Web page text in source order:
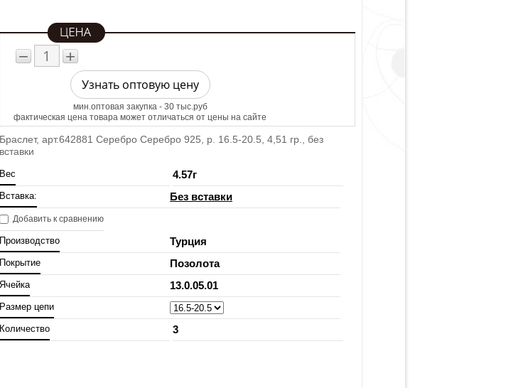
− +
Узнать оптовую цену
мин.оптовая закупка - 30 тыс.руб
фактическая цена товара может отличаться от цены на сайте
Браслет, арт.642881 Серебро Серебро 925, р. 16.5-20.5, 4,51 гр., без
вставки
Вес 4.57г
Вставка: Без вставки
Добавить к сравнению
Производство Турция
Покрытие Позолота
Ячейка 13.0.05.01
Размер цепи
Количество 3